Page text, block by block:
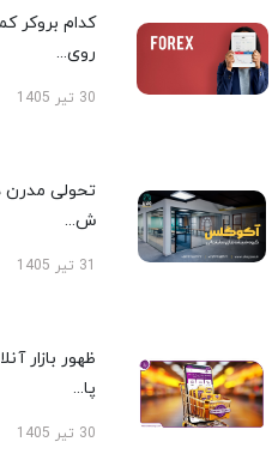
کدام بروکر
روی...
30 تیر 1405
تحولی مدرن
ش...
ظهور بازار
پا...
30 تیر 1405